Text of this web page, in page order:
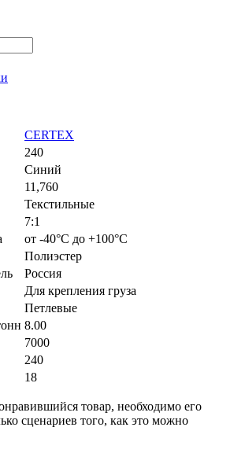
CERTEX
240
Синий
11,760
Текстильные
7:1
от -40°C до +100°C
Полиэстер
Россия
Для крепления груза
Петлевые
8.00
7000
240
18
товар, необходимо его
сценариев того, как это можно